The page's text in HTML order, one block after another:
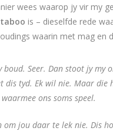
wees waarop jy vir my
taboo is – dieselfde rede
waarin met mag en
boud. Seer. Dan stoot jy
dis tyd. Ek wil nie. Maar
ons soms speel.
om jou daar te lek nie. Dis